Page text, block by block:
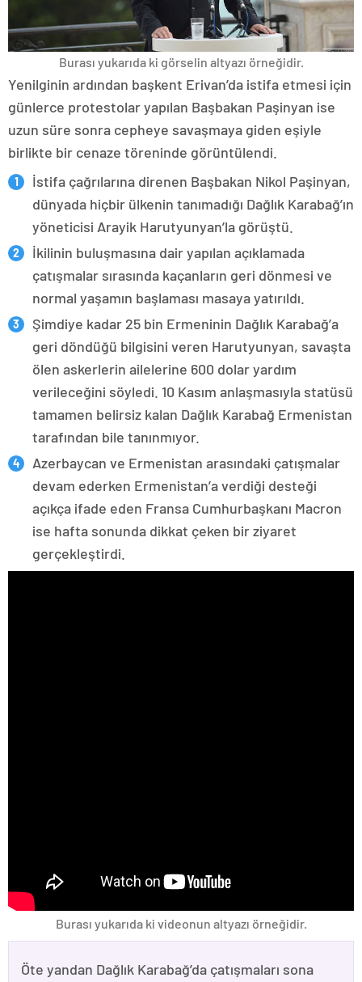
Burası yukarıda ki görselin altyazı örneğidir.
Yenilginin ardından başkent Erivan’da istifa etmesi için
günlerce protestolar yapılan Başbakan Paşinyan ise
uzun süre sonra cepheye savaşmaya giden eşiyle
birlikte bir cenaze töreninde görüntülendi.
İstifa çağrılarına direnen Başbakan Nikol Paşinyan,
dünyada hiçbir ülkenin tanımadığı Dağlık Karabağ’ın
yöneticisi Arayik Harutyunyan’la görüştü.
İkilinin buluşmasına dair yapılan açıklamada
çatışmalar sırasında kaçanların geri dönmesi ve
normal yaşamın başlaması masaya yatırıldı.
Şimdiye kadar 25 bin Ermeninin Dağlık Karabağ’a
geri döndüğü bilgisini veren Harutyunyan, savaşta
ölen askerlerin ailelerine 600 dolar yardım
verileceğini söyledi. 10 Kasım anlaşmasıyla statüsü
tamamen belirsiz kalan Dağlık Karabağ Ermenistan
tarafından bile tanınmıyor.
Azerbaycan ve Ermenistan arasındaki çatışmalar
devam ederken Ermenistan’a verdiği desteği
açıkça ifade eden Fransa Cumhurbaşkanı Macron
ise hafta sonunda dikkat çeken bir ziyaret
gerçekleştirdi.
Burası yukarıda ki videonun altyazı örneğidir.
Öte yandan Dağlık Karabağ’da çatışmaları sona